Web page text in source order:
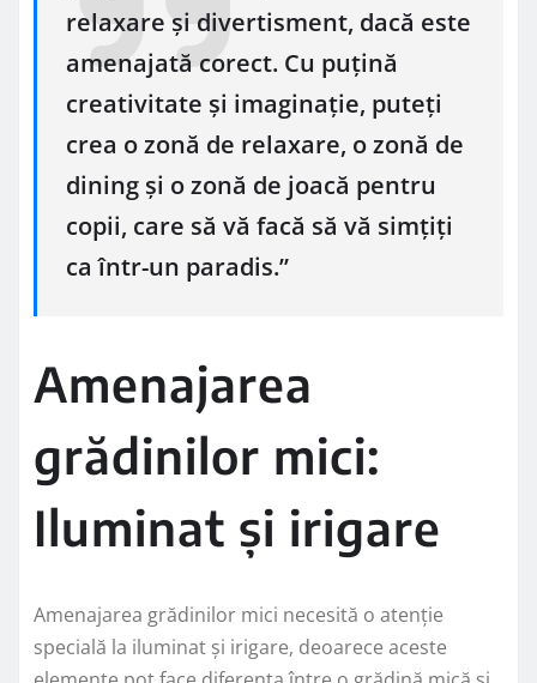
relaxare și divertisment, dacă este
amenajată corect. Cu puțină
creativitate și imaginație, puteți
crea o zonă de relaxare, o zonă de
dining și o zonă de joacă pentru
copii, care să vă facă să vă simțiți
ca într-un paradis.”
Amenajarea
grădinilor mici:
Iluminat și irigare
Amenajarea grădinilor mici necesită o atenție
specială la iluminat și irigare, deoarece aceste